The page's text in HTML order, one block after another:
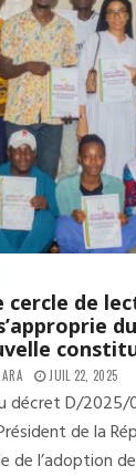
cercle de
JUIL 22, 2025
décret D/2025/
de la
de l’adoption